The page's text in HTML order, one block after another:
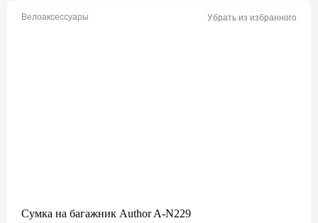
Велоаксессуары Убрать из избранного
Сумка на багажник Author A-N229